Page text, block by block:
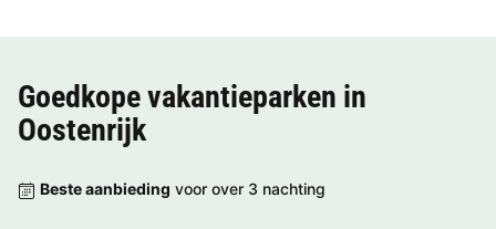
Goedkope vakantieparken in
Oostenrijk
Beste aanbieding voor over 3 nachting